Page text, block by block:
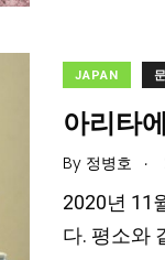
JAPAN
아리타
By 정병호 .
2020년 11
다. 평소와